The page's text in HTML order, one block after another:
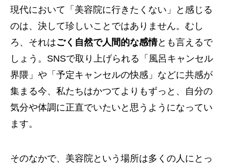
現代において「美容院に行きたくない」と感じる
のは、決して珍しいことではありません。むし
ろ、それはごく自然で人間的な感情とも言えるで
しょう。SNSで取り上げられる「風呂キャンセル
界隈」や「予定キャンセルの快感」などに共感が
集まる今、私たちはかつてよりもずっと、自分の
気分や体調に正直でいたいと思うようになってい
ます。
そのなかで、美容院という場所は多くの人にとっ